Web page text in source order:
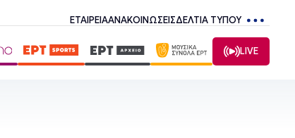
ΕΤΑΙΡΕΙΑΑΝΑΚΟΙΝΩΣΕΙΣΔΕΛΤΙΑ ΤΥΠΟΥ
LIVE